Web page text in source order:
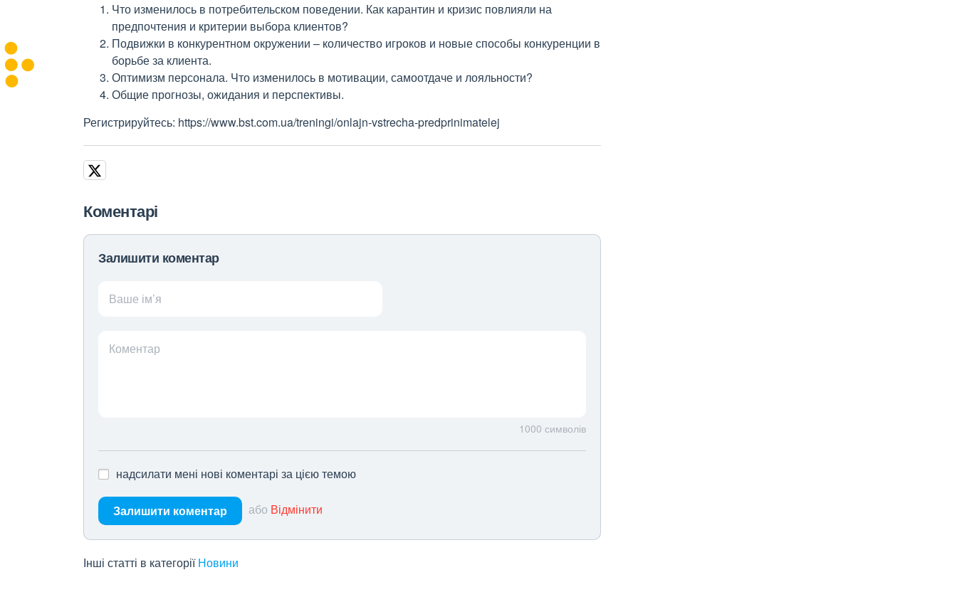
Что изменилось в потребительском поведении. Как карантин и кризис повлияли на
предпочтения и критерии выбора клиентов?
Подвижки в конкурентном окружении – количество игроков и новые способы конкуренции в
борьбе за клиента.
Оптимизм персонала. Что изменилось в мотивации, самоотдаче и лояльности?
Общие прогнозы, ожидания и перспективы.
Регистрируйтесь: https://www.bst.com.ua/treningi/onlajn-vstrecha-predprinimatelej
Коментарі
Залишити коментар
Ваше ім’я
Коментар
1000 символів
надсилати мені нові коментарі за цією темою
Залишити коментар або Відмінити
Інші статті в категорії Новини